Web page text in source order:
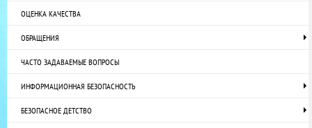
ОЦЕНКА КАЧЕСТВА
ОБРАЩЕНИЯ
ЧАСТО ЗАДАВАЕМЫЕ ВОПРОСЫ
ИНФОРМАЦИОННАЯ БЕЗОПАСНОСТЬ
БЕЗОПАСНОЕ ДЕТСТВО